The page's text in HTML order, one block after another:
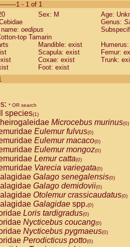
Saguinus labiatus(0)
Saguinus leucopus (0)
Saguinus mystax
Saguinus nigricollis (0)
Saguinus oedipus
Saguinus weddelli
Saguinusspp.
Cebus capucinus
Cebus nigrivittatus
Cebus spp.(0)
Saimiri boliviensis(0)
Saimiri sciureus(0)
Alouatta caraya(0)
Alouatta fusca(0)
Alouatta seniculus(0)
Alouattaspp.(0)
Ateles belzebuth(0)
Ateles geoffroyi(0)
Ateles paniscus(0)
Atelesspp.(0)
Lagothrix lagothricha(0)
Lagothrix lagothricha cana
Cacajao calvus
1 - 1 of 1
Sex: M
Age:
Genus:
oedipus
top Tamarin
Mandible: exist
Scapula: exist
Femur:
Coxae: exist
Trunk:
Foot: exist
* OR search
species(1)
Microcebus murinus(0)
Eulemur fulvus(0)
Eulemur macaco(0)
Eulemur mongoz(0)
Lemur catta(0)
Varecia variegata(0)
Galago senegalensis(0)
Galago demidovii(0)
Otolemur crassicaudatus(0)
Galagidae spp.(0)
Loris tardigradus(0)
Nycticebus coucang(0)
Nycticebus pygmaeus(0)
Perodicticus potto(0)